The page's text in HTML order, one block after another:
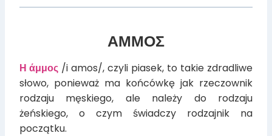
ΑΜΜΟΣ
Η άμμος /i amos/, czyli piasek, to takie zdradliwe
słowo, ponieważ ma końcówkę jak rzeczownik
rodzaju męskiego, ale należy do rodzaju
żeńskiego, o czym świadczy rodzajnik na
początku.